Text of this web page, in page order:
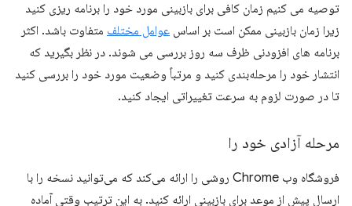
توصیه می کنیم زمان کافی برای بازبینی مورد خود را برنامه ریزی کنید
زیرا زمان بازبینی ممکن است بر اساس عوامل مختلف متفاوت باشد. اکثر
برنامه های افزودنی ظرف سه روز بررسی می شوند. در نظر بگیرید که
انتشار خود را مرحله‌بندی کنید و مرتباً وضعیت مورد خود را بررسی کنید
تا در صورت لزوم به سرعت تغییراتی ایجاد کنید.
مرحله آزادی خود را
فروشگاه وب Chrome روشی را ارائه می‌کند که می‌توانید نسخه را با
ارسال پیش از موعد برای بازبینی ارائه کنید. به این ترتیب وقتی آماده